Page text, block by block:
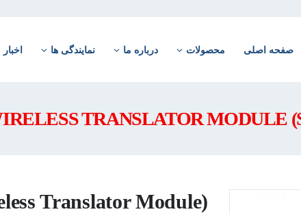
صفحه اصلی محصولات درباره ما نمایندگی ها اخبار
Translator Module